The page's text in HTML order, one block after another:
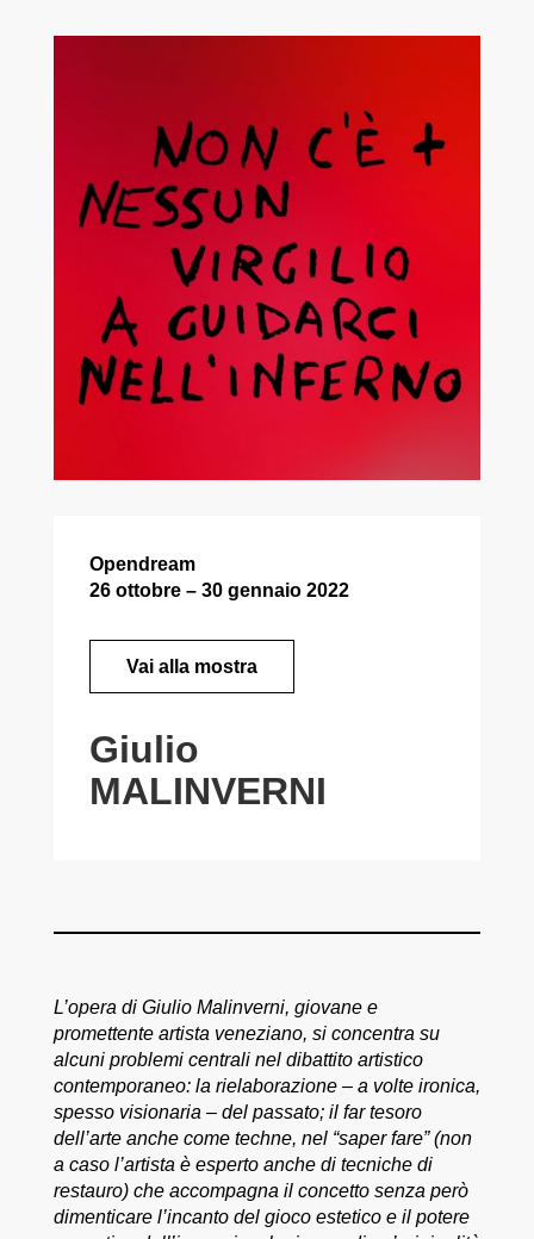
Opendream
26 ottobre – 30 gennaio 2022
Vai alla mostra
Giulio
MALINVERNI
L’opera di Giulio Malinverni, giovane e
promettente artista veneziano, si concentra su
alcuni problemi centrali nel dibattito artistico
contemporaneo: la rielaborazione – a volte ironica,
spesso visionaria – del passato; il far tesoro
dell’arte anche come techne, nel “saper fare” (non
a caso l’artista è esperto anche di tecniche di
restauro) che accompagna il concetto senza però
dimenticare l’incanto del gioco estetico e il potere